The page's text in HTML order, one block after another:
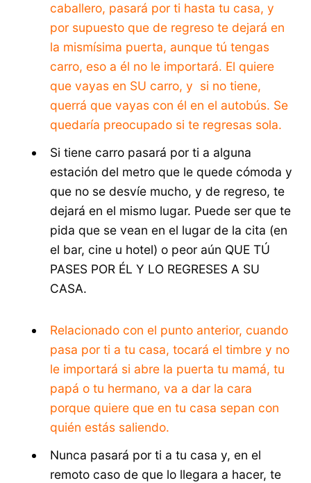
caballero, pasará por ti hasta tu casa, y
por supuesto que de regreso te dejará en
la mismísima puerta, aunque tú tengas
carro, eso a él no le importará. El quiere
que vayas en SU carro, y si no tiene,
querrá que vayas con él en el autobús. Se
quedaría preocupado si te regresas sola.
Si tiene carro pasará por ti a alguna
estación del metro que le quede cómoda y
que no se desvíe mucho, y de regreso, te
dejará en el mismo lugar. Puede ser que te
pida que se vean en el lugar de la cita (en
el bar, cine u hotel) o peor aún QUE TÚ
PASES POR ÉL Y LO REGRESES A SU
CASA.
Relacionado con el punto anterior, cuando
pasa por ti a tu casa, tocará el timbre y no
le importará si abre la puerta tu mamá, tu
papá o tu hermano, va a dar la cara
porque quiere que en tu casa sepan con
quién estás saliendo.
Nunca pasará por ti a tu casa y, en el
remoto caso de que lo llegara a hacer, te